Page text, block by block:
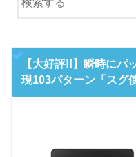
【大好評!!】瞬時にパ
現103パターン「スグ